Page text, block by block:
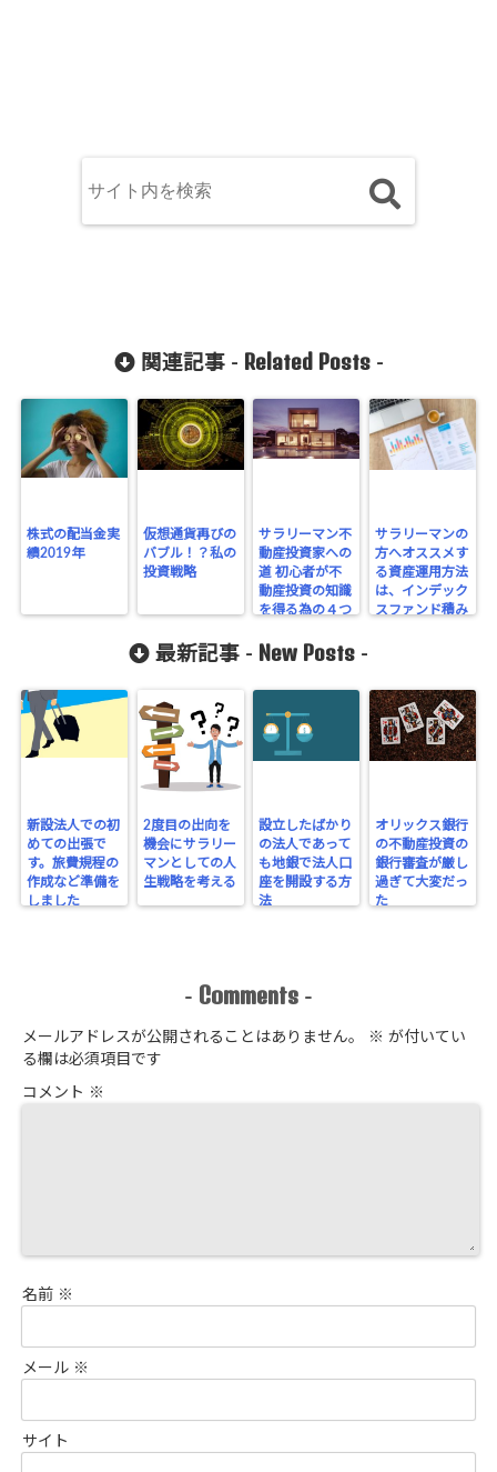
関連記事 - Related Posts-
株式の配当金実
績2019年
仮想通貨再びの
バブル！？私の
投資戦略
サラリーマン不
動産投資家への
道 初心者が不
動産投資の知識
を得る為の４つ
サラリーマンの
方へオススメす
る資産運用方法
は、インデック
スファンド積み
最新記事 - New Posts -
新設法人での初
めての出張で
す。旅費規程の
作成など準備を
しました
2度目の出向を
機会にサラリー
マンとしての人
生戦略を考える
設立したばかり
の法人であって
も地銀で法人口
座を開設する方
法
オリックス銀行
の不動産投資の
銀行審査が厳し
過ぎて大変だっ
た
- Comments -
メールアドレスが公開されることはありません。 ※ が付いてい
る欄は必須項目です
コメント ※
名前 ※
メール ※
サイト